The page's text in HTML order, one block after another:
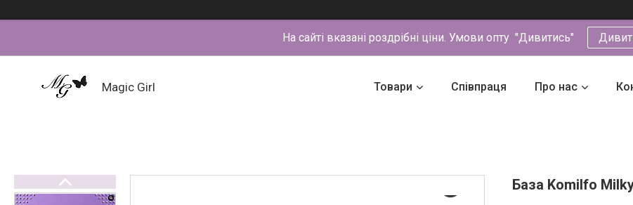
На сайті вказані роздрібні ціни. Умови опту "Дивитись"
Magic Girl Товари Співпраця Про нас
База Komilfo